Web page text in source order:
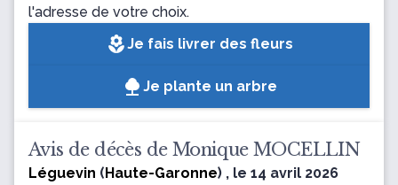
l'adresse de votre choix.
local_floristJe fais livrer des fleurs
Je plante un arbre
Avis de décès de Monique MOCELLIN
Léguevin (Haute-Garonne) , le 14 avril 2026